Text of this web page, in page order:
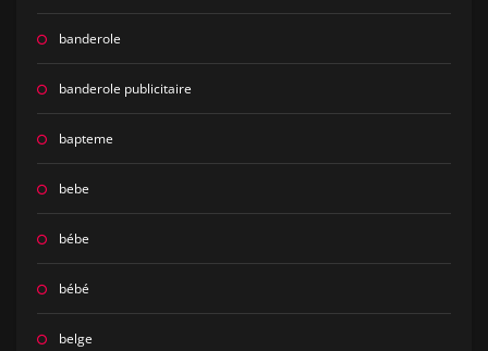
banderole
banderole publicitaire
bapteme
bebe
bébe
bébé
belge